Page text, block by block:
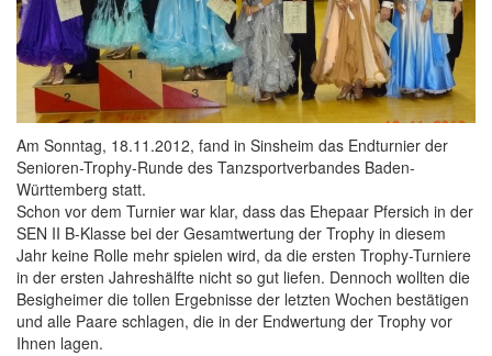
Am Sonntag, 18.11.2012, fand in Sinsheim das Endturnier der
Senioren-Trophy-Runde des Tanzsportverbandes Baden-
Württemberg statt.
Schon vor dem Turnier war klar, dass das Ehepaar Pfersich in der
SEN II B-Klasse bei der Gesamtwertung der Trophy in diesem
Jahr keine Rolle mehr spielen wird, da die ersten Trophy-Turniere
in der ersten Jahreshälfte nicht so gut liefen. Dennoch wollten die
Besigheimer die tollen Ergebnisse der letzten Wochen bestätigen
und alle Paare schlagen, die in der Endwertung der Trophy vor
Ihnen lagen.